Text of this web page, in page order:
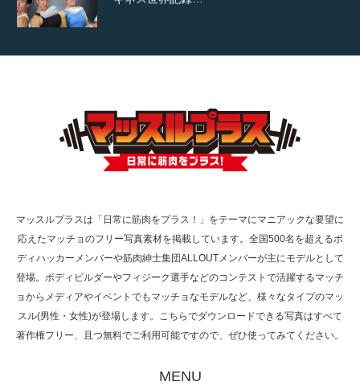
TOKYO FMラジオ番組「ONE MORNING」
で紹介さ…
た（6/8放送）
マッスルプラスは「日常に筋肉をプラス！」をテーマにマニアックな要望に
応えたマッチョのフリー写真素材を掲載しています。全国500名を超えるボ
ディハッカーメンバーや筋肉紳士集団ALLOUTメンバーが主にモデルとして
登場。ボディビルダーやフィジーク選手などのコンテストで活躍するマッチ
ョからメディアやイベントでもマッチョなモデルなど、様々なタイプのマッ
スル(男性・女性)が登場します。こちらでダウンロードできる写真はすべて
著作権フリー、且つ無料でご利用可能ですので、ぜひ使ってみてください。
MENU